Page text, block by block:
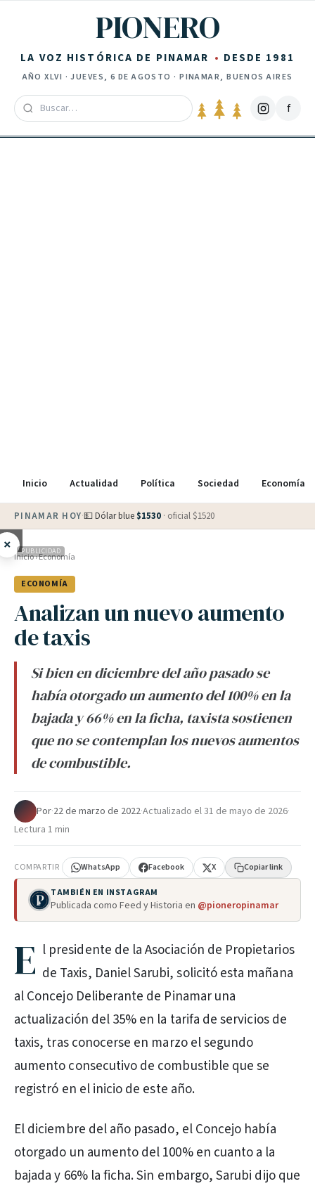
PIONERO
LA VOZ HISTÓRICA DE PINAMAR DESDE 1981
AÑOXLVI ·JUEVES, 6 DE AGOSTO · PINAMAR, BUENOS AIRES
f
Inicio Actualidad Política Sociedad Economía
PINAMAR HOY·💵 Dólar blue $1530 · oficial $1520
× PUBLICIDAD
Inicio›Economía
ECONOMÍA
Analizan un nuevo aumento
de taxis
Si bien en diciembre del año pasado se
había otorgado un aumento del 100% en la
bajada y 66% en la ficha, taxista sostienen
que no se contemplan los nuevos aumentos
de combustible.
Por·22 de marzo de 2022·Actualizado el31 de mayo de 2026·
Lectura 1 min
COMPARTIR WhatsApp Facebook X Copiar link
TAMBIÉN EN INSTAGRAM
Publicada como Feed y Historia en @pioneropinamar
E l presidente de la Asociación de Propietarios
de Taxis, Daniel Sarubi, solicitó esta mañana
al Concejo Deliberante de Pinamar una
actualización del 35% en la tarifa de servicios de
taxis, tras conocerse en marzo el segundo
aumento consecutivo de combustible que se
registró en el inicio de este año.
El diciembre del año pasado, el Concejo había
otorgado un aumento del 100% en cuanto a la
bajada y 66% la ficha. Sin embargo, Sarubi dijo que